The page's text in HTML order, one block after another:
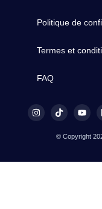
Politique de
Termes et
FAQ
© Copyright